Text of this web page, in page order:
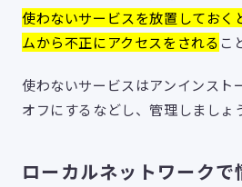
使わないサービスを放置しておく
ムから不正にアクセスをされるこ
使わないサービスはアンインスト
オフにするなどし、管理しましょ
ローカルネットワーク